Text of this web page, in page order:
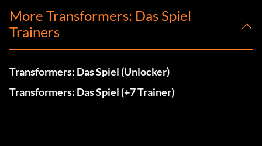
More Transformers: Das Spiel
Trainers
Transformers: Das Spiel (Unlocker)
Transformers: Das Spiel (+7 Trainer)